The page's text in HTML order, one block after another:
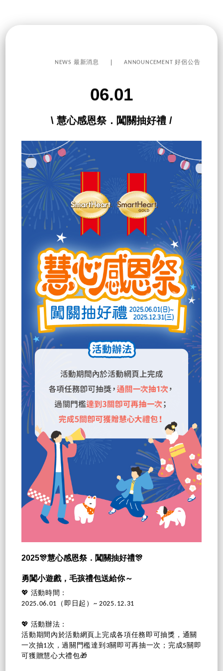
NEWS 最新消息 ANNOUNCEMENT 好侶公告
06.01
\ 慧心感恩祭．闖關抽好禮 /
2025🎊慧心感恩祭．闖關抽好禮🎊
勇闖小遊戲，毛孩禮包送給你～
💖 活動時間：
2025.06.01（即日起）~ 2025.12.31
💖 活動辦法：
活動期間內於活動網頁上完成各項任務即可抽獎，通關
一次抽1次，過關門檻達到3關即可再抽一次；完成5關即
可獲贈慧心大禮包🎁